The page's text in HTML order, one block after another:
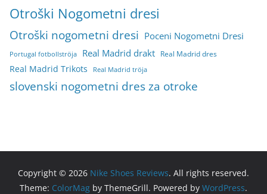
Otroški Nogometni dresi
Otroški nogometni dresi Poceni Nogometni Dresi
Portugal fotbollströja Real Madrid drakt Real Madrid dres
Real Madrid Trikots Real Madrid tröja
slovenski nogometni dres za otroke
Copyright © 2026 Nike Shoes Reviews. All rights reserved.
Theme: ColorMag by ThemeGrill. Powered by WordPress.